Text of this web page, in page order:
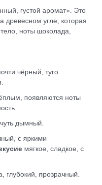
густой аромат». Это
древесном угле, которая
ноты шоколада,
чёрный, туго
появляются ноты
дымный.
с яркими
мягкое, сладкое, с
глубокий, прозрачный.